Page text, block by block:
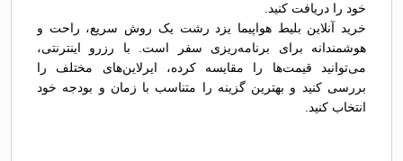
خود را دریافت کنید.
خرید آنلاین بلیط هواپیما یزد رشت یک روش سریع، راحت و
هوشمندانه برای برنامه‌ریزی سفر است. با رزرو اینترنتی،
می‌توانید قیمت‌ها را مقایسه کرده، ایرلاین‌های مختلف را
بررسی کنید و بهترین گزینه را متناسب با زمان و بودجه خود
انتخاب کنید.